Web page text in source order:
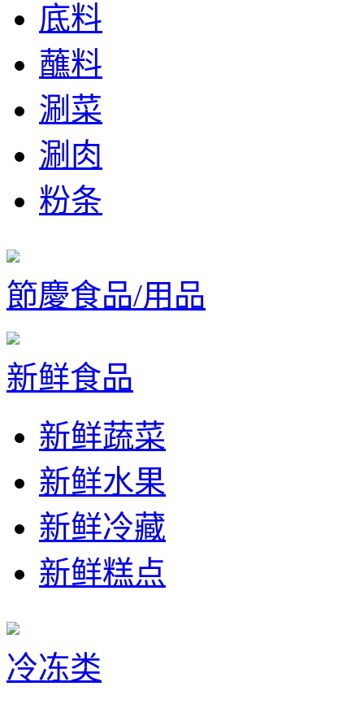
底料
蘸料
涮菜
涮肉
粉条
節慶食品/用品
新鲜食品
新鲜蔬菜
新鲜水果
新鲜冷藏
新鲜糕点
冷冻类